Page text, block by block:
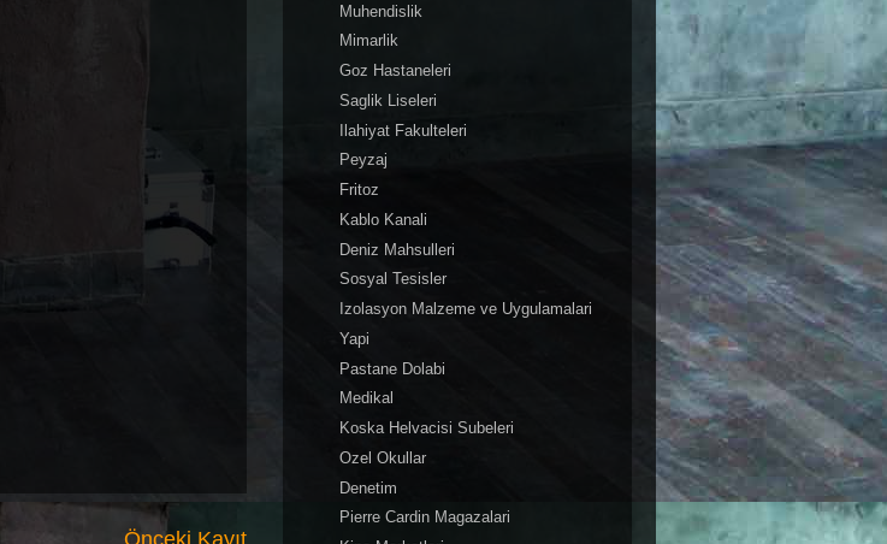
Önceki Kayıt
Muhendislik
Mimarlik
Goz Hastaneleri
Saglik Liseleri
Ilahiyat Fakulteleri
Peyzaj
Fritoz
Kablo Kanali
Deniz Mahsulleri
Sosyal Tesisler
Izolasyon Malzeme ve Uygulamalari
Yapi
Pastane Dolabi
Medikal
Koska Helvacisi Subeleri
Ozel Okullar
Denetim
Pierre Cardin Magazalari